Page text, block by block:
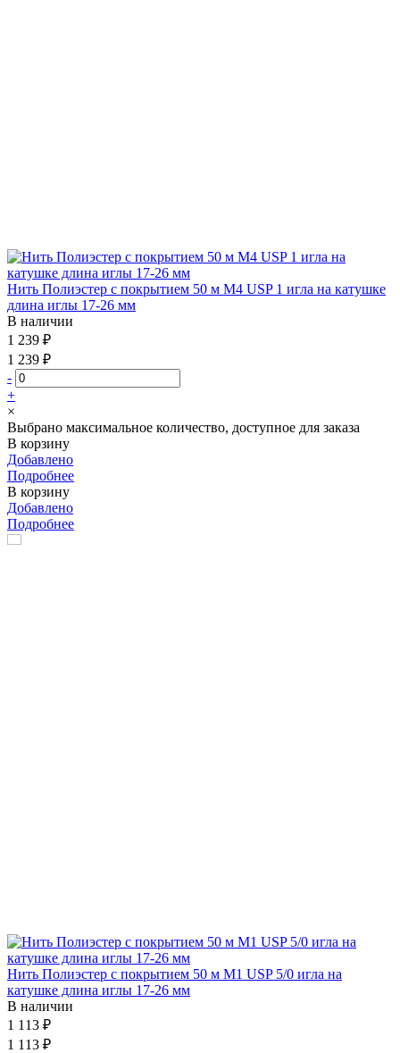
Нить Полиэстер с покрытием 50 м М4 USP 1 игла на катушке
длина иглы 17-26 мм
В наличии
1 239 ₽
1 239 ₽
-
+
×
Выбрано максимальное количество, доступное для заказа
В корзину
Добавлено
Подробнее
В корзину
Добавлено
Подробнее
Нить Полиэстер с покрытием 50 м М1 USP 5/0 игла на
катушке длина иглы 17-26 мм
В наличии
1 113 ₽
1 113 ₽